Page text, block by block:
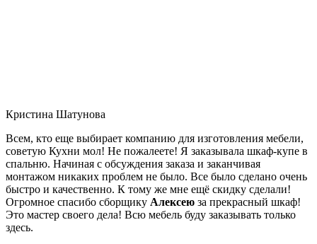
Кристина Шатунова
Всем, кто еще выбирает компанию для изготовления мебели,
советую Кухни мол! Не пожалеете! Я заказывала шкаф-купе в
спальню. Начиная с обсуждения заказа и заканчивая
монтажом никаких проблем не было. Все было сделано очень
быстро и качественно. К тому же мне ещё скидку сделали!
Огромное спасибо сборщику Алексею за прекрасный шкаф!
Это мастер своего дела! Всю мебель буду заказывать только
здесь.